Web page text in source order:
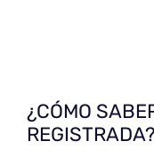
¿CÓMO
REGISTRADA?